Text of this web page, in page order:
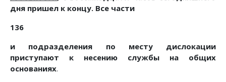
дня пришел к концу. Все части
136
и подразделения по месту дислокации
приступают к несению службы на общих
основаниях.